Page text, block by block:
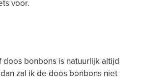
voor.
bonbons is natuurlijk altijd
zal ik de doos bonbons niet